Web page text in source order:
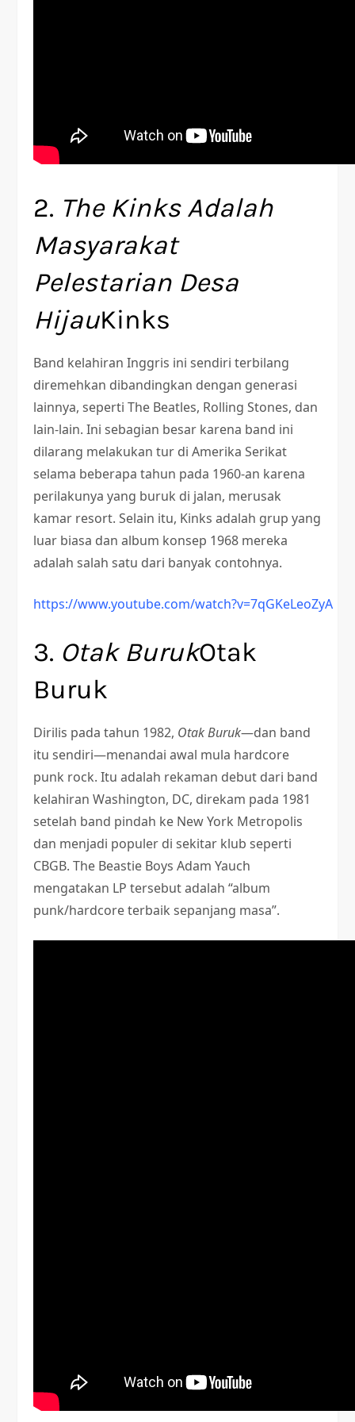
2. The Kinks Adalah
Masyarakat
Pelestarian Desa
HijauKinks
Band kelahiran Inggris ini sendiri terbilang
diremehkan dibandingkan dengan generasi
lainnya, seperti The Beatles, Rolling Stones, dan
lain-lain. Ini sebagian besar karena band ini
dilarang melakukan tur di Amerika Serikat
selama beberapa tahun pada 1960-an karena
perilakunya yang buruk di jalan, merusak
kamar resort. Selain itu, Kinks adalah grup yang
luar biasa dan album konsep 1968 mereka
adalah salah satu dari banyak contohnya.
https://www.youtube.com/watch?v=7qGKeLeoZyA
3. Otak BurukOtak
Buruk
Dirilis pada tahun 1982, Otak Buruk—dan band
itu sendiri—menandai awal mula hardcore
punk rock. Itu adalah rekaman debut dari band
kelahiran Washington, DC, direkam pada 1981
setelah band pindah ke New York Metropolis
dan menjadi populer di sekitar klub seperti
CBGB. The Beastie Boys Adam Yauch
mengatakan LP tersebut adalah “album
punk/hardcore terbaik sepanjang masa”.